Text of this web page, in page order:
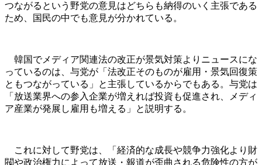
つながるという野党の意見はどちらも納得のいく主張である
ため、国民の中でも意見が分かれている。
韓国でメディア関連法の改正が景気対策よりニュースにな
っているのは、与党が「法改正そのものが雇用・景気回復策
ともつながっている」と主張しているからでもある。与党は
「放送業界への参入企業が増えれば投資も促進され、メディ
ア産業が発展し雇用も増える」と説明する。
これに対して野党は、「経済的な成長や競争力強化より財
閥や政治権力によって放送・報道が歪曲される危険性の方が